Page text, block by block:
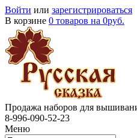
Войти или зарегистрироваться
В корзине 0 товаров на 0руб.
Продажа наборов для
8-996-090-52-23
Меню